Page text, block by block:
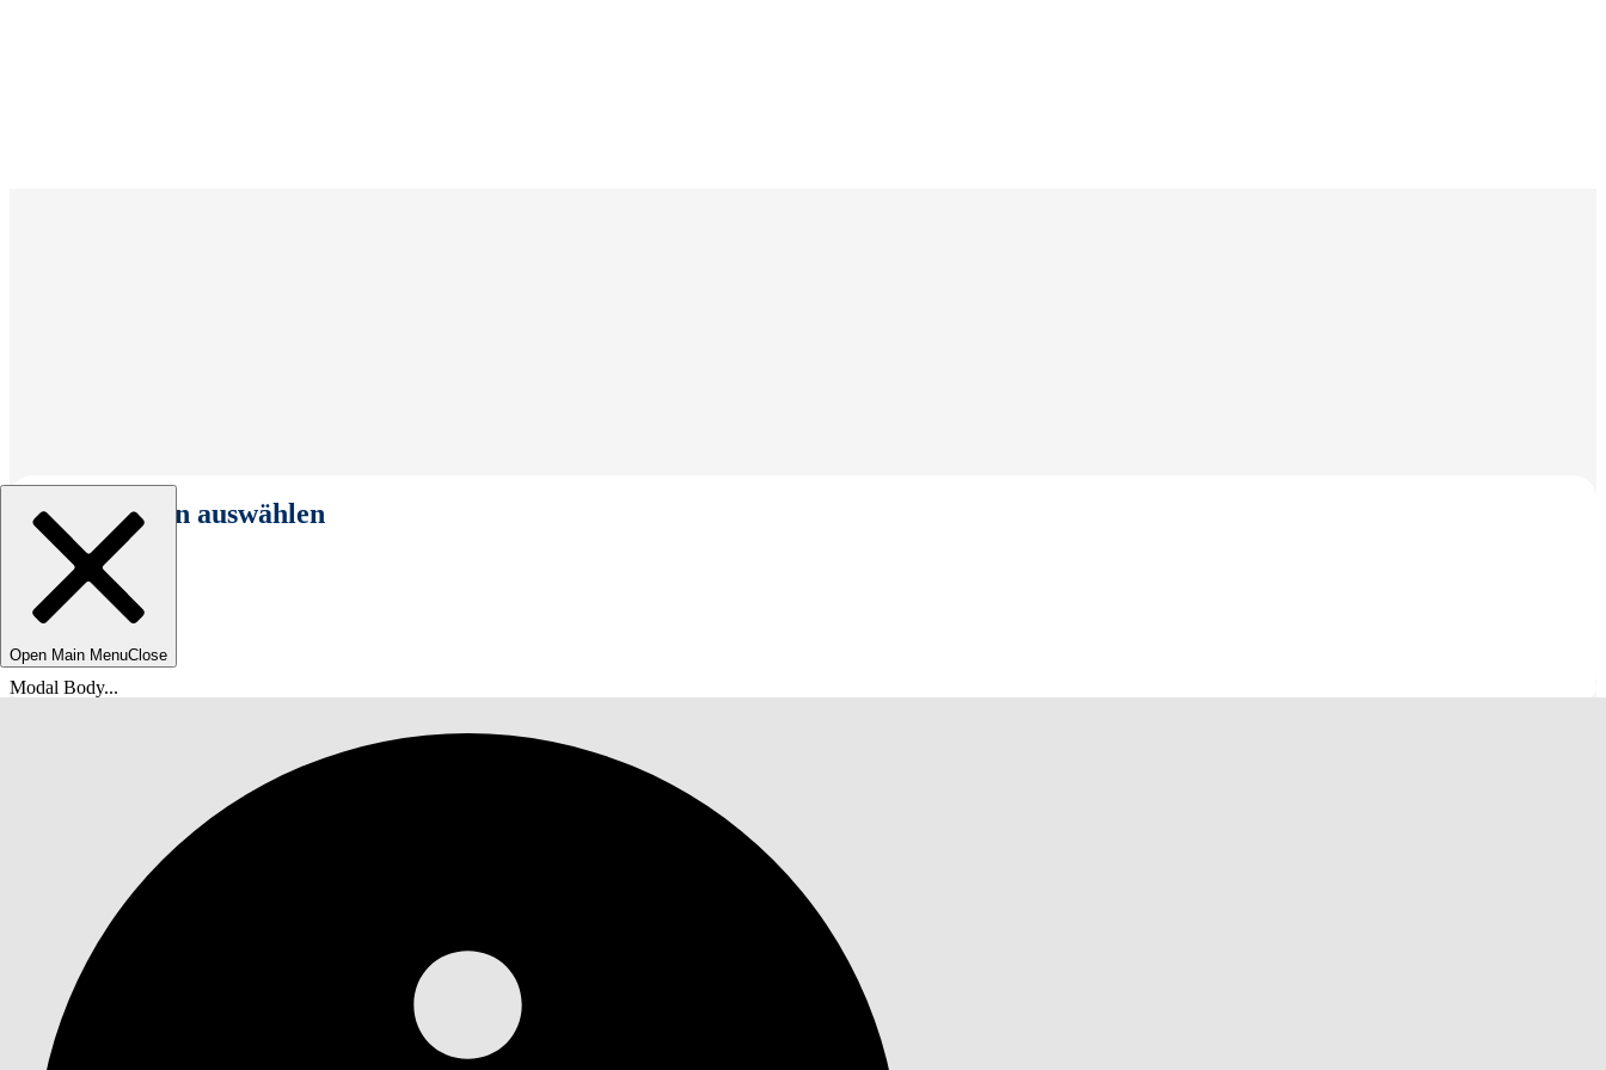
Organisation auswählen
Open Main MenuClose
Modal Body...
Sie befinden sich hier: